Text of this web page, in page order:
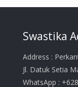
Swastika
Address :
Jl. Datuk Setia
WhatsApp :